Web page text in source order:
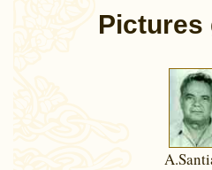
Pictures